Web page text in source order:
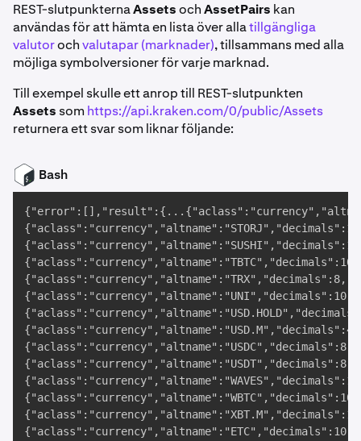
REST-slutpunkternaAssetsochAssetPairs kan
användas för att hämta en lista över allatillgängliga
valutorochvalutapar (marknader), tillsammans med alla
möjliga symbolversioner för varje marknad.
Till exempel skulle ett anrop till REST-slutpunkten
Assets som https://api.kraken.com/0/public/Assets
returnera ett svar som liknar följande:
Bash